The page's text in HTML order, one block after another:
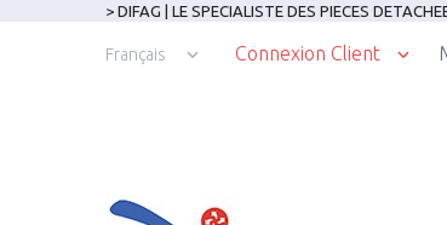
> DIFAG | LE SPECIALISTE DES PIECES
Français Connexion Client